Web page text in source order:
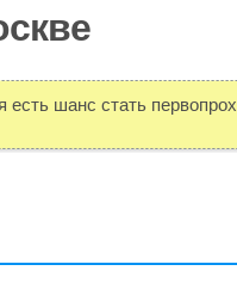
есть шанс стать